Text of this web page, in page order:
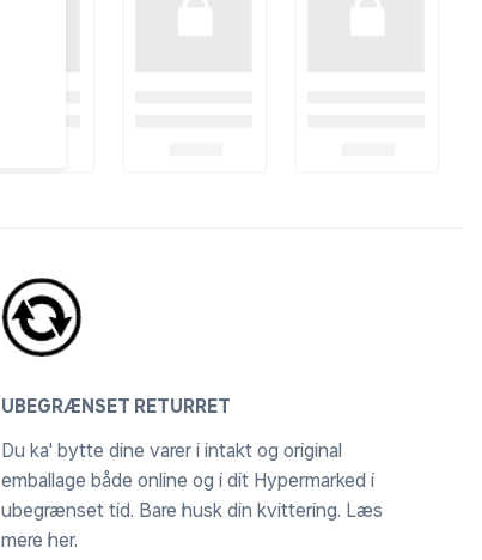
UBEGRÆNSET RETURRET
Du ka' bytte dine varer i intakt og original
emballage både online og i dit Hypermarked i
ubegrænset tid. Bare husk din kvittering. Læs
mere her.